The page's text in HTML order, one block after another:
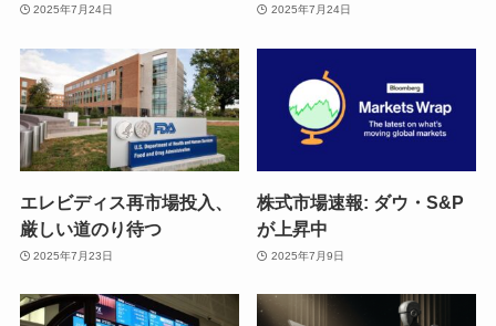
2025年7月24日 2025年7月24日
エレビディス再市場投入、
厳しい道のり待つ
2025年7月23日
株式市場速報: ダウ・S&P
が上昇中
2025年7月9日